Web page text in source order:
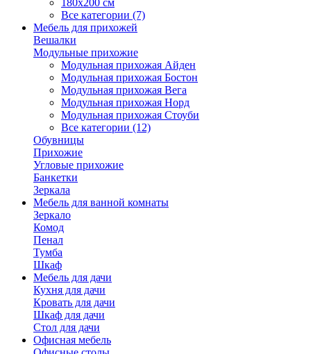
180х200 см
Все категории (7)
Мебель для прихожей
Вешалки
Модульные прихожие
Модульная прихожая Айден
Модульная прихожая Бостон
Модульная прихожая Вега
Модульная прихожая Норд
Модульная прихожая Стоуби
Все категории (12)
Обувницы
Прихожие
Угловые прихожие
Банкетки
Зеркала
Мебель для ванной комнаты
Зеркало
Комод
Пенал
Тумба
Шкаф
Мебель для дачи
Кухня для дачи
Кровать для дачи
Шкаф для дачи
Стол для дачи
Офисная мебель